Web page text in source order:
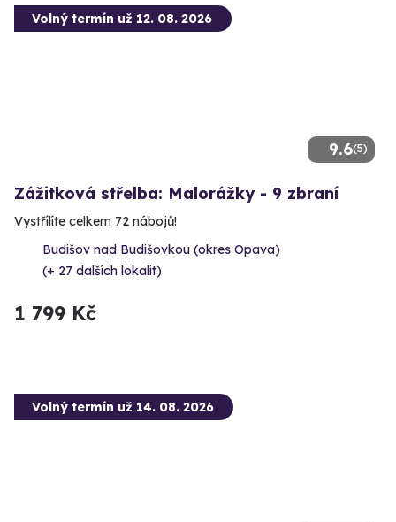
9.6(5)
Volný termín už 12. 08. 2026
Zážitková střelba: Malorážky - 9 zbraní
Vystřílíte celkem 72 nábojů!
Budišov nad Budišovkou (okres Opava)
(+ 27 dalších lokalit)
1 799 Kč
Volný termín už 14. 08. 2026